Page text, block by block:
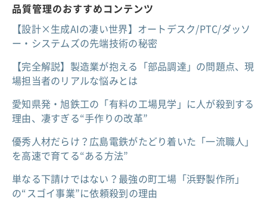
品質管理のおすすめコンテンツ
【設計×生成AIの凄い世界】オートデスク/PTC/ダッソ
ー・システムズの先端技術の秘密
【完全解説】製造業が抱える「部品調達」の問題点、現
場担当者のリアルな悩みとは
愛知県発・旭鉄工の「有料の工場見学」に人が殺到する
理由、凄すぎる“手作りの改革”
優秀人材だらけ？広島電鉄がたどり着いた「一流職人」
を高速で育てる“ある方法”
単なる下請けではない？最強の町工場「浜野製作所」
の“スゴイ事業”に依頼殺到の理由